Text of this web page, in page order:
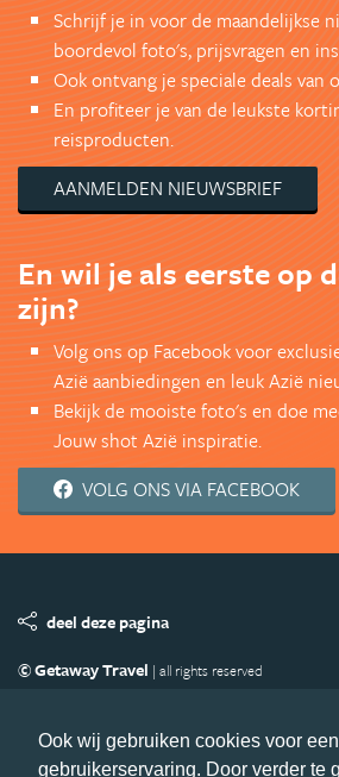
Ook wij gebruiken cookies voor
gebruikerservaring. Door verder te
Schrijf je in voor de maandelijkse
boordevol foto's, prijsvragen en
Ook ontvang je speciale deals van
En profiteer je van de leukste
reisproducten.
AANMELDEN NIEUWSBRIEF
En wil je als eerste op
zijn?
Volg ons op Facebook voor
Azië aanbiedingen en leuk Azië
Bekijk de mooiste foto's en doe
Jouw shot Azië inspiratie.
VOLG ONS VIA FACEBOOK
deel deze pagina
© Getaway Travel | all rights reserved
Copyright
Privacy statement Disclaimer